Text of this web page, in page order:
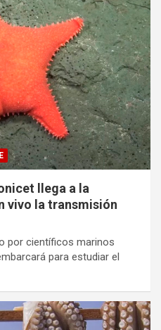
llega a la
vivo la transmisión
por científicos marinos
para estudiar el